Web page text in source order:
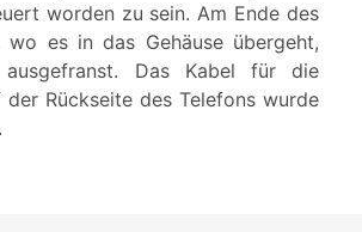
worden zu sein. Am Ende des
wo es in das Gehäuse übergeht,
Das Kabel für die
der Rückseite des Telefons wurde